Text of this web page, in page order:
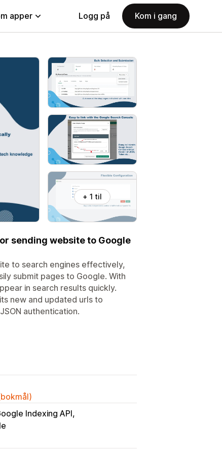
apper Logg på Kom i gang
+ 1 til
sending website to Google
to search engines effectively,
submit pages to Google. With
in search results quickly.
new and updated urls to
authentication.
Indexing API